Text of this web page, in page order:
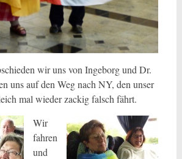
wir uns von Ingeborg und Dr.
uns auf den Weg nach NY, den unser
mal wieder zackig falsch fährt.
Wir
fahren
und